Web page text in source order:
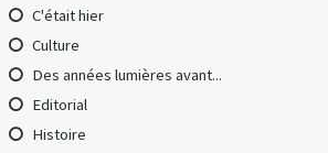
C'était hier
Culture
Des années lumières avant...
Editorial
Histoire